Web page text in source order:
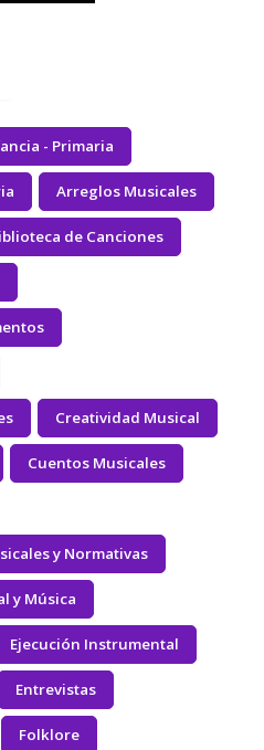
- Primaria
Arreglos Musicales
de Canciones
Creatividad Musical
Cuentos Musicales
y Normativas
y Música
Ejecución Instrumental
Entrevistas
Folklore